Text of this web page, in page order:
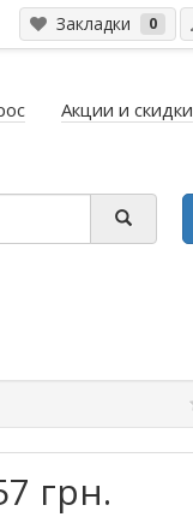
Закладки 0
Акции и скидки
грн.